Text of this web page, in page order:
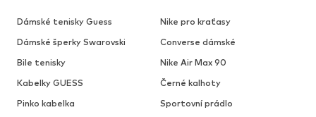
Dámské tenisky Guess
Nike pro kraťasy
Dámské šperky Swarovski
Converse dámské
Bile tenisky
Nike Air Max 90
Kabelky GUESS
Černé kalhoty
Pinko kabelka
Sportovní prádlo